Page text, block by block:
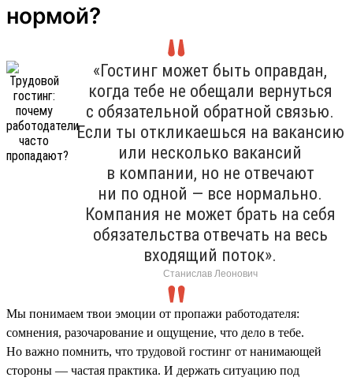
нормой?
«Гостинг может быть оправдан,
когда тебе не обещали вернуться
с обязательной обратной связью.
Если ты откликаешься на вакансию
или несколько вакансий
в компании, но не отвечают
ни по одной — все нормально.
Компания не может брать на себя
обязательства отвечать на весь
входящий поток».
Станислав Леонович
Мы понимаем твои эмоции от пропажи работодателя:
сомнения, разочарование и ощущение, что дело в тебе.
Но важно помнить, что трудовой гостинг от нанимающей
стороны — частая практика. И держать ситуацию под